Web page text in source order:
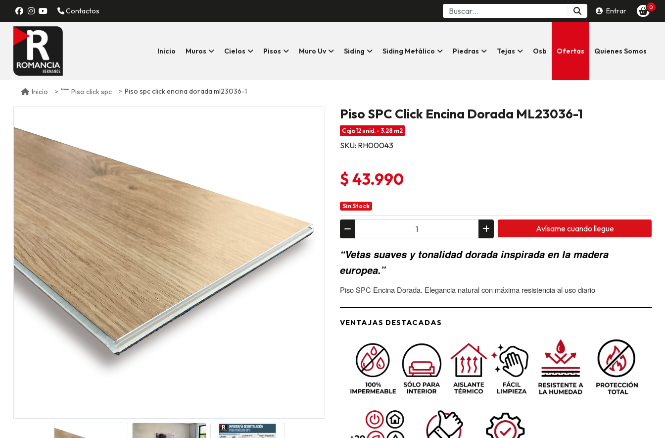
Contactos Entrar 0
Inicio Muros Cielos Pisos Muro Uv Siding Siding Metálico Piedras Tejas Osb Ofertas Quienes Somos
Inicio Piso click spc Piso spc click encina dorada ml23036-1
Piso SPC Click Encina Dorada ML23036-1
Caja 12 unid. - 3.28 m2
SKU: RH00043
$ 43.990
Sin Stock
Avísame cuando llegue
“Vetas suaves y tonalidad dorada inspirada en la madera
europea.”
Piso SPC Encina Dorada. Elegancia natural con máxima resistencia al uso diario
VENTAJAS DESTACADAS